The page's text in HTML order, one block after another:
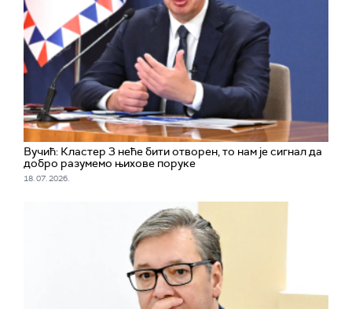
Вучић: Кластер 3 неће бити отворен, то нам је сигнал да
добро разумемо њихове поруке
18. 07. 2026.